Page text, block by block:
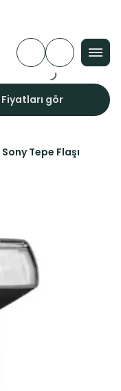
Tepe Flaşı